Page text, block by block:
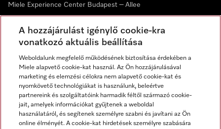
Miele Experience Center Budapest – Allee
Hírlevél
A hozzájárulást igénylő cookie-kra
vonatkozó aktuális beállítása
Weboldalunk megfelelő működésének biztosítása érdekében a
Miele alapvető cookie-kat használ. Az Ön hozzájárulásával
marketing és elemzési célokra nem alapvető cookie-kat és
nyomkövető technológiákat is használunk, beleértve
partnereink és szolgáltatóink harmadik féltől származó cookie-
jait, amelyek információkat gyűjtenek a weboldal
használatáról, és segítenek személyre szabni és javítani az Ön
online élményét. A cookie-kat hirdetések személyre szabására